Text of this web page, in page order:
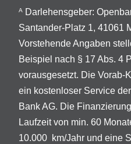
A
Darlehensgeber:
Santander-Platz 1, 41061
Vorstehende Angaben
Beispiel nach § 17 Abs. 4
vorausgesetzt. Die Vorab-
ein kostenloser Service
Bank AG. Die
Laufzeit von min. 60
10.000 km/Jahr und eine